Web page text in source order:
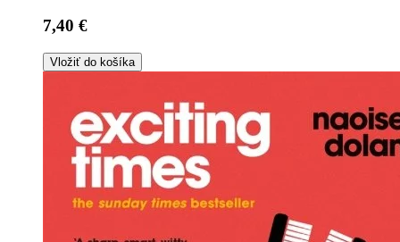
7,40 €
Vložiť do košíka